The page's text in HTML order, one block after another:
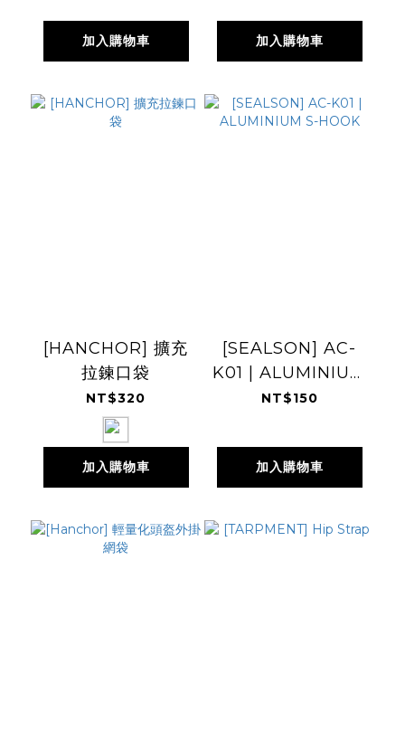
加入購物車 加入購物車
[HANCHOR] 擴充
拉鍊口袋
NT$320
加入購物車
[SEALSON] AC-
K01 | ALUMINIUM
S-HOOK
NT$150
加入購物車